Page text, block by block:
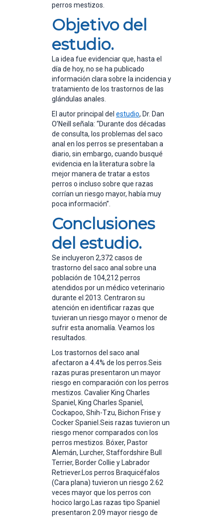
perros mestizos.
Objetivo del
estudio.
La idea fue evidenciar que, hasta el
día de hoy, no se ha publicado
información clara sobre la incidencia y
tratamiento de los trastornos de las
glándulas anales.
El autor principal del estudio, Dr. Dan
O’Neill señala: “Durante dos décadas
de consulta, los problemas del saco
anal en los perros se presentaban a
diario, sin embargo, cuando busqué
evidencia en la literatura sobre la
mejor manera de tratar a estos
perros o incluso sobre que razas
corrían un riesgo mayor, había muy
poca información”.
Conclusiones
del estudio.
Se incluyeron 2,372 casos de
trastorno del saco anal sobre una
población de 104,212 perros
atendidos por un médico veterinario
durante el 2013. Centraron su
atención en identificar razas que
tuvieran un riesgo mayor o menor de
sufrir esta anomalía. Veamos los
resultados.
Los trastornos del saco anal
afectaron a 4.4% de los perros.Seis
razas puras presentaron un mayor
riesgo en comparación con los perros
mestizos. Cavalier King Charles
Spaniel, King Charles Spaniel,
Cockapoo, Shih-Tzu, Bichon Frise y
Cocker Spaniel.Seis razas tuvieron un
riesgo menor comparados con los
perros mestizos. Bóxer, Pastor
Alemán, Lurcher, Staffordshire Bull
Terrier, Border Collie y Labrador
Retriever.Los perros Braquicéfalos
(Cara plana) tuvieron un riesgo 2.62
veces mayor que los perros con
hocico largo.Las razas tipo Spaniel
presentaron 2.09 mayor riesgo de